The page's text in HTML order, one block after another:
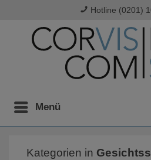
Hotline (0201)
Menü
Kategorien in